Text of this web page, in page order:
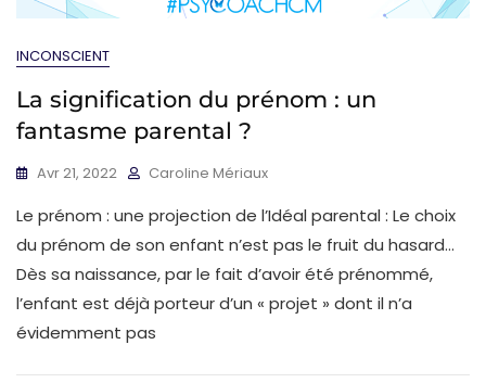
INCONSCIENT
La signification du prénom : un
fantasme parental ?
Avr 21, 2022 Caroline Mériaux
Le prénom : une projection de l’Idéal parental : Le choix
du prénom de son enfant n’est pas le fruit du hasard…
Dès sa naissance, par le fait d’avoir été prénommé,
l’enfant est déjà porteur d’un « projet » dont il n’a
évidemment pas